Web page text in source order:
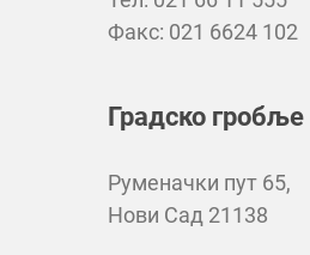
Факс: 021 6624 102
Градско гробље
Руменачки пут 65,
Нови Сад 21138